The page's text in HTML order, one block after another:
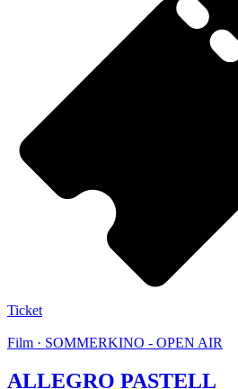
Ticket
Film · SOMMERKINO - OPEN AIR
ALLEGRO PASTELL